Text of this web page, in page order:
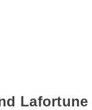
Lafortune